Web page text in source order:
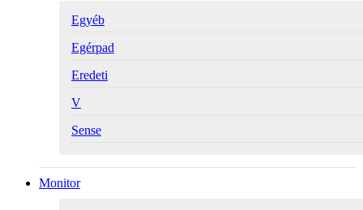
Egyéb
Egérpad
Eredeti
V
Sense
Monitor